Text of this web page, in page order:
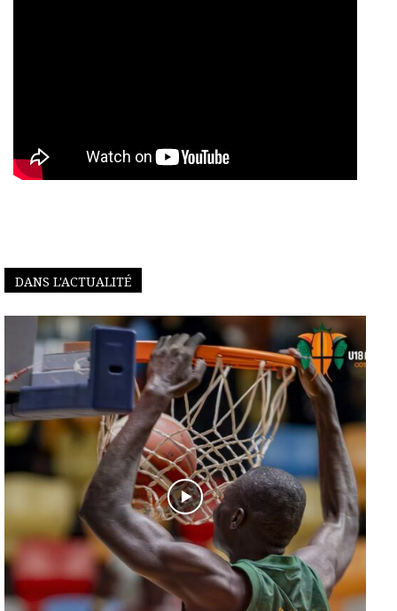
DANS L'ACTUALITÉ